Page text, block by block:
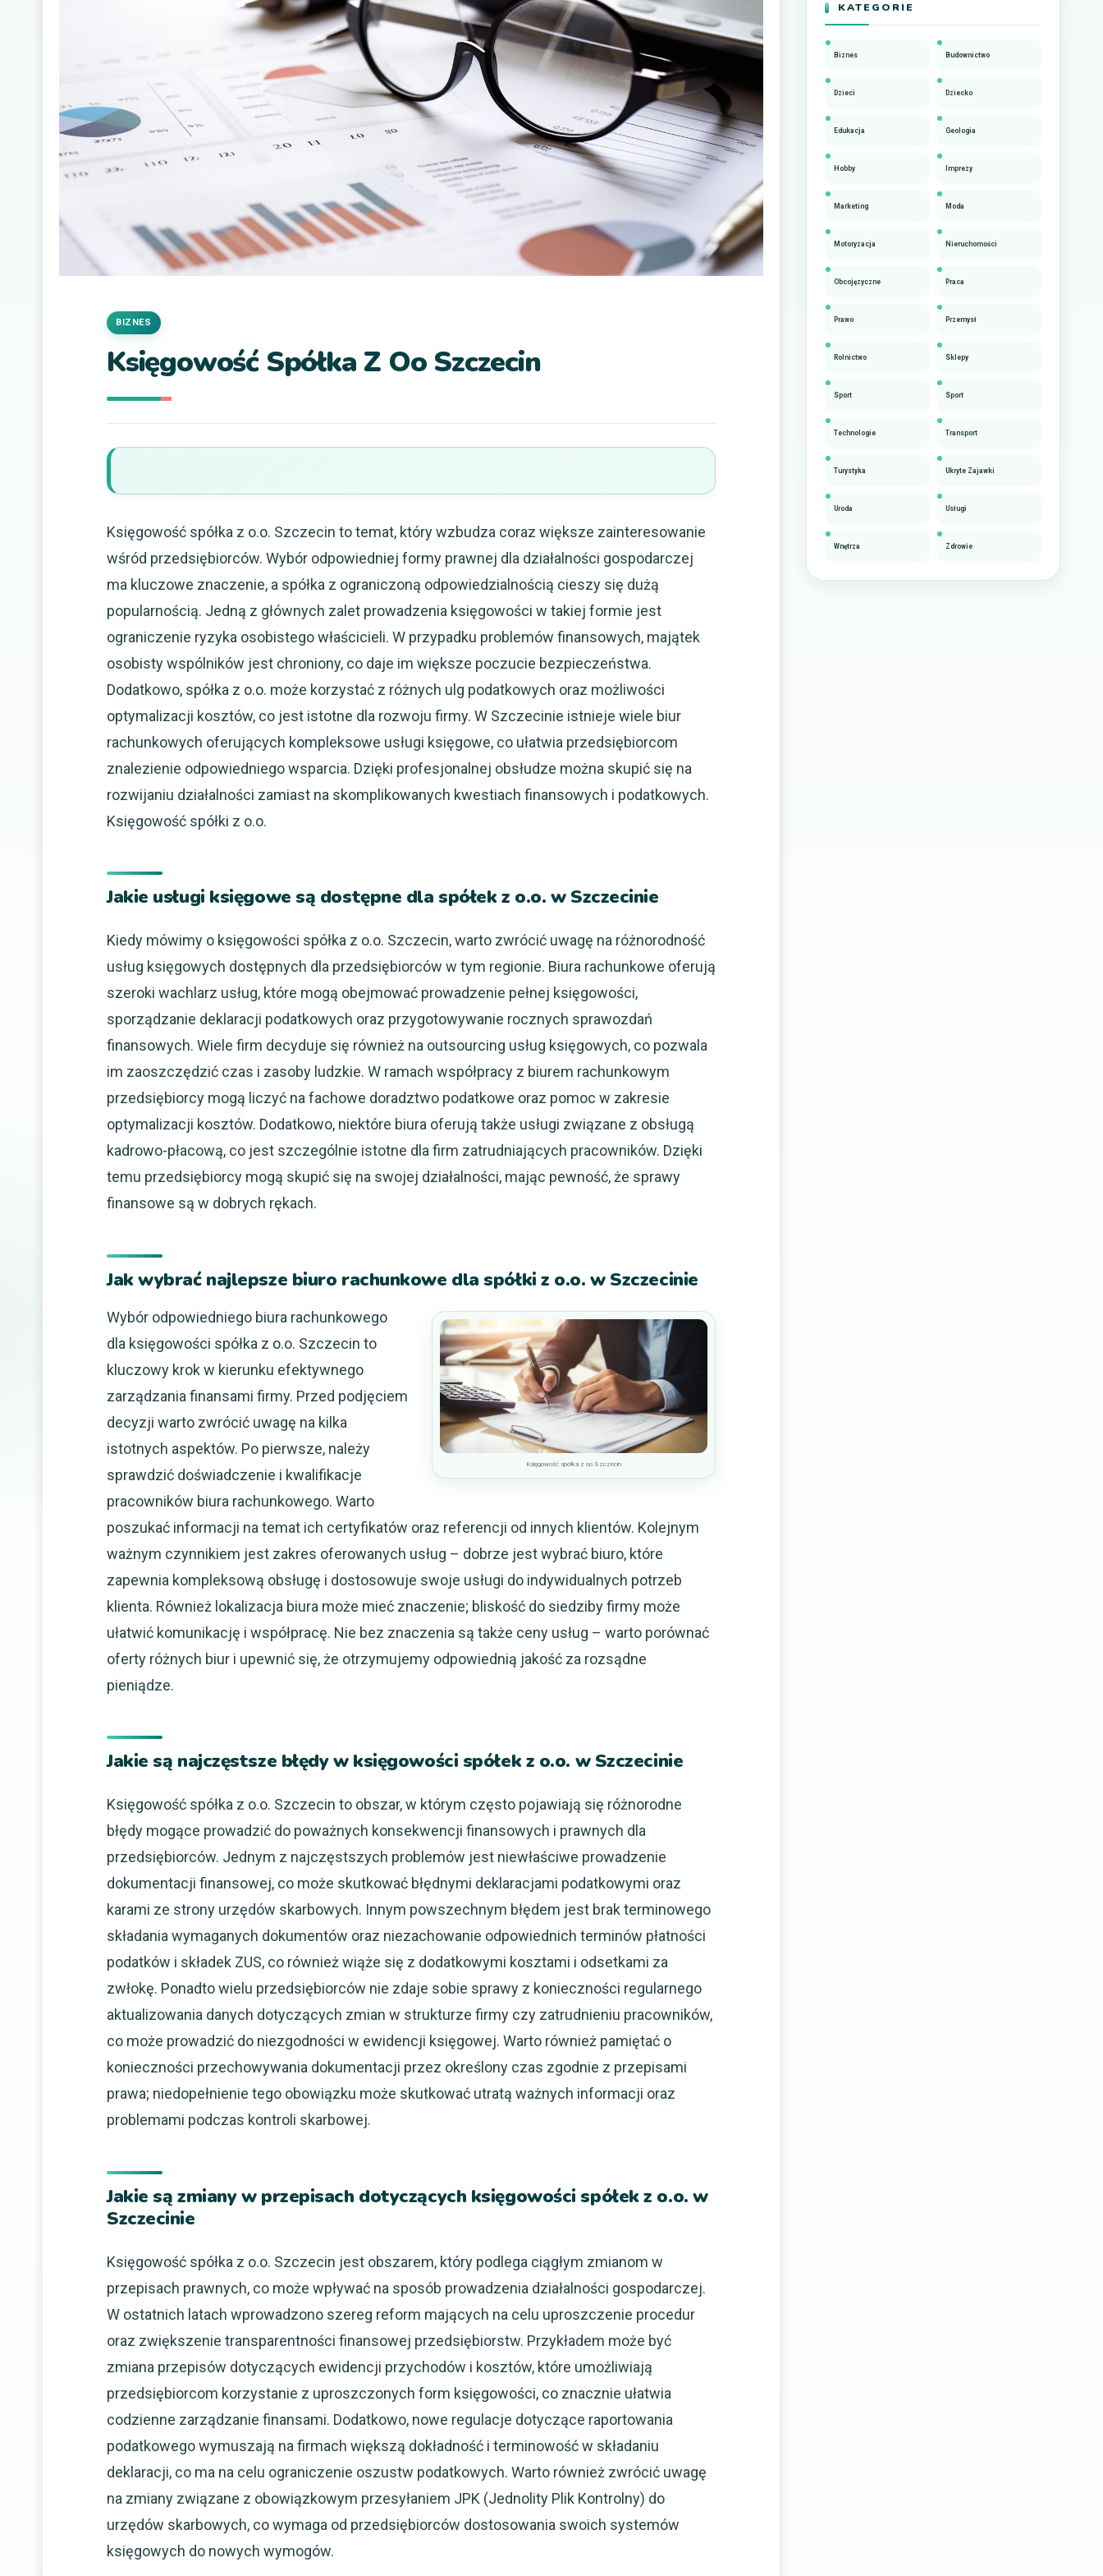
Księgowość Spółka Z Oo Szczecin
BIZNES
Księgowość spółka z o.o. Szczecin to temat, który wzbudza coraz większe zainteresowanie
wśród przedsiębiorców. Wybór odpowiedniej formy prawnej dla działalności gospodarczej
ma kluczowe znaczenie, a spółka z ograniczoną odpowiedzialnością cieszy się dużą
popularnością. Jedną z głównych zalet prowadzenia księgowości w takiej formie jest
ograniczenie ryzyka osobistego właścicieli. W przypadku problemów finansowych, majątek
osobisty wspólników jest chroniony, co daje im większe poczucie bezpieczeństwa.
Dodatkowo, spółka z o.o. może korzystać z różnych ulg podatkowych oraz możliwości
optymalizacji kosztów, co jest istotne dla rozwoju firmy. W Szczecinie istnieje wiele biur
rachunkowych oferujących kompleksowe usługi księgowe, co ułatwia przedsiębiorcom
znalezienie odpowiedniego wsparcia. Dzięki profesjonalnej obsłudze można skupić się na
rozwijaniu działalności zamiast na skomplikowanych kwestiach finansowych i podatkowych.
Księgowość spółki z o.o.
Jakie usługi księgowe są dostępne dla spółek z o.o. w Szczecinie
Kiedy mówimy o księgowości spółka z o.o. Szczecin, warto zwrócić uwagę na różnorodność
usług księgowych dostępnych dla przedsiębiorców w tym regionie. Biura rachunkowe oferują
szeroki wachlarz usług, które mogą obejmować prowadzenie pełnej księgowości,
sporządzanie deklaracji podatkowych oraz przygotowywanie rocznych sprawozdań
finansowych. Wiele firm decyduje się również na outsourcing usług księgowych, co pozwala
im zaoszczędzić czas i zasoby ludzkie. W ramach współpracy z biurem rachunkowym
przedsiębiorcy mogą liczyć na fachowe doradztwo podatkowe oraz pomoc w zakresie
optymalizacji kosztów. Dodatkowo, niektóre biura oferują także usługi związane z obsługą
kadrowo-płacową, co jest szczególnie istotne dla firm zatrudniających pracowników. Dzięki
temu przedsiębiorcy mogą skupić się na swojej działalności, mając pewność, że sprawy
finansowe są w dobrych rękach.
Jak wybrać najlepsze biuro rachunkowe dla spółki z o.o. w Szczecinie
Księgowość spółka z oo Szczecin
Wybór odpowiedniego biura rachunkowego
dla księgowości spółka z o.o. Szczecin to
kluczowy krok w kierunku efektywnego
zarządzania finansami firmy. Przed podjęciem
decyzji warto zwrócić uwagę na kilka
istotnych aspektów. Po pierwsze, należy
sprawdzić doświadczenie i kwalifikacje
pracowników biura rachunkowego. Warto
poszukać informacji na temat ich certyfikatów oraz referencji od innych klientów. Kolejnym
ważnym czynnikiem jest zakres oferowanych usług – dobrze jest wybrać biuro, które
zapewnia kompleksową obsługę i dostosowuje swoje usługi do indywidualnych potrzeb
klienta. Również lokalizacja biura może mieć znaczenie; bliskość do siedziby firmy może
ułatwić komunikację i współpracę. Nie bez znaczenia są także ceny usług – warto porównać
oferty różnych biur i upewnić się, że otrzymujemy odpowiednią jakość za rozsądne
pieniądze.
Jakie są najczęstsze błędy w księgowości spółek z o.o. w Szczecinie
Księgowość spółka z o.o. Szczecin to obszar, w którym często pojawiają się różnorodne
błędy mogące prowadzić do poważnych konsekwencji finansowych i prawnych dla
przedsiębiorców. Jednym z najczęstszych problemów jest niewłaściwe prowadzenie
dokumentacji finansowej, co może skutkować błędnymi deklaracjami podatkowymi oraz
karami ze strony urzędów skarbowych. Innym powszechnym błędem jest brak terminowego
składania wymaganych dokumentów oraz niezachowanie odpowiednich terminów płatności
podatków i składek ZUS, co również wiąże się z dodatkowymi kosztami i odsetkami za
zwłokę. Ponadto wielu przedsiębiorców nie zdaje sobie sprawy z konieczności regularnego
aktualizowania danych dotyczących zmian w strukturze firmy czy zatrudnieniu pracowników,
co może prowadzić do niezgodności w ewidencji księgowej. Warto również pamiętać o
konieczności przechowywania dokumentacji przez określony czas zgodnie z przepisami
prawa; niedopełnienie tego obowiązku może skutkować utratą ważnych informacji oraz
problemami podczas kontroli skarbowej.
Jakie są zmiany w przepisach dotyczących księgowości spółek z o.o. w
Szczecinie
Księgowość spółka z o.o. Szczecin jest obszarem, który podlega ciągłym zmianom w
przepisach prawnych, co może wpływać na sposób prowadzenia działalności gospodarczej.
W ostatnich latach wprowadzono szereg reform mających na celu uproszczenie procedur
oraz zwiększenie transparentności finansowej przedsiębiorstw. Przykładem może być
zmiana przepisów dotyczących ewidencji przychodów i kosztów, które umożliwiają
przedsiębiorcom korzystanie z uproszczonych form księgowości, co znacznie ułatwia
codzienne zarządzanie finansami. Dodatkowo, nowe regulacje dotyczące raportowania
podatkowego wymuszają na firmach większą dokładność i terminowość w składaniu
deklaracji, co ma na celu ograniczenie oszustw podatkowych. Warto również zwrócić uwagę
na zmiany związane z obowiązkowym przesyłaniem JPK (Jednolity Plik Kontrolny) do
urzędów skarbowych, co wymaga od przedsiębiorców dostosowania swoich systemów
księgowych do nowych wymogów.
KATEGORIE
Biznes Budownictwo
Dzieci Dziecko
Edukacja Geologia
Hobby Imprezy
Marketing Moda
Motoryzacja Nieruchomości
Obcojęzyczne Praca
Prawo Przemysł
Rolnictwo Sklepy
Sport Sport
Technologie Transport
Turystyka Ukryte Zajawki
Uroda Usługi
Wnętrza Zdrowie